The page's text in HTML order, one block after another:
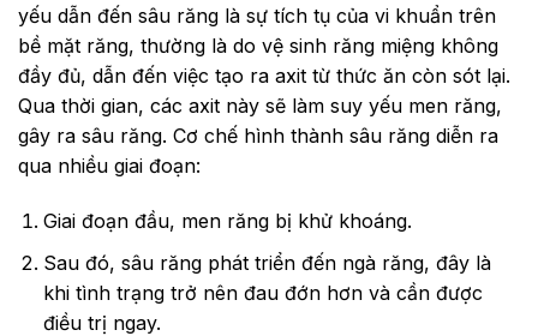
yếu dẫn đến sâu răng là sự tích tụ của vi khuẩn trên
bề mặt răng, thường là do vệ sinh răng miệng không
đầy đủ, dẫn đến việc tạo ra axit từ thức ăn còn sót lại.
Qua thời gian, các axit này sẽ làm suy yếu men răng,
gây ra sâu răng. Cơ chế hình thành sâu răng diễn ra
qua nhiều giai đoạn:
Giai đoạn đầu, men răng bị khử khoáng.
Sau đó, sâu răng phát triển đến ngà răng, đây là
khi tình trạng trở nên đau đớn hơn và cần được
điều trị ngay.